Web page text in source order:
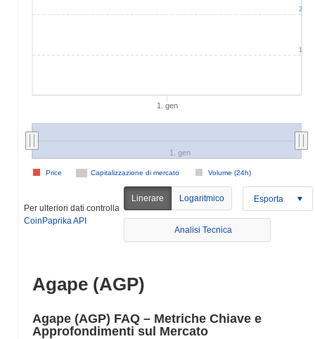
1. gen
Capitalizzazione di mercato Volume (24h)
Price
1. gen
1
2
Per ulteriori dati controlla
CoinPaprika API
Linerare Logaritmico Esporta
Analisi Tecnica
Agape (AGP)
Agape (AGP) FAQ – Metriche Chiave e
Approfondimenti sul Mercato